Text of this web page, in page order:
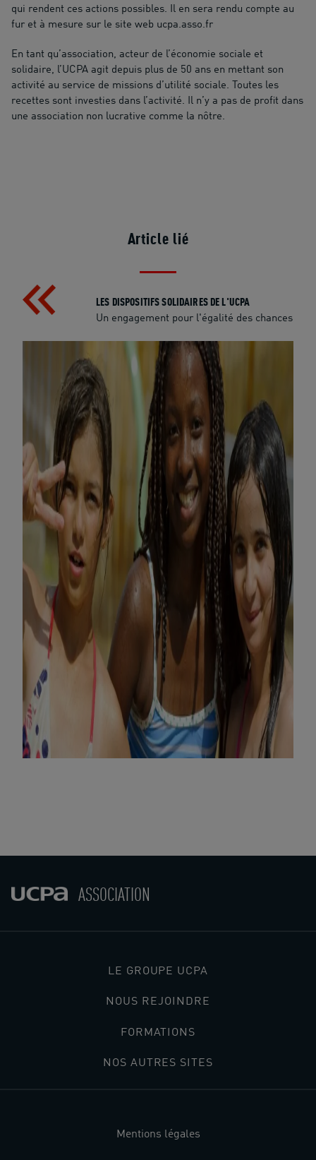
qui rendent ces actions possibles. Il en sera rendu compte au
fur et à mesure sur le site web ucpa.asso.fr
En tant qu’association, acteur de l’économie sociale et
solidaire, l’UCPA agit depuis plus de 50 ans en mettant son
activité au service de missions d’utilité sociale. Toutes les
recettes sont investies dans l’activité. Il n’y a pas de profit dans
une association non lucrative comme la nôtre.
Article lié
LES DISPOSITIFS SOLIDAIRES DE L'UCPA
Un engagement pour l'égalité des chances
ASSOCIATION
LE GROUPE UCPA
NOUS REJOINDRE
FORMATIONS
NOS AUTRES SITES
Mentions légales